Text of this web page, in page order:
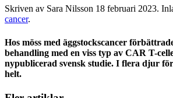
Skriven av Sara Nilsson 18 februari 2023.
cancer.
Hos möss med äggstockscancer
behandling med en viss typ av CAR T-
nypublicerad svensk studie. I flera djur
helt.